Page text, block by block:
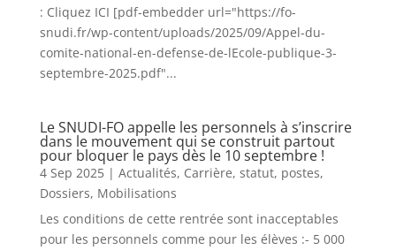
: Cliquez ICI [pdf-embedder url="https://fo-
snudi.fr/wp-content/uploads/2025/09/Appel-du-
comite-national-en-defense-de-lEcole-publique-3-
septembre-2025.pdf"...
Le SNUDI-FO appelle les personnels à s’inscrire
dans le mouvement qui se construit partout
pour bloquer le pays dès le 10 septembre !
4 Sep 2025| Actualités, Carrière, statut, postes,
Dossiers, Mobilisations
Les conditions de cette rentrée sont inacceptables
pour les personnels comme pour les élèves :- 5 000